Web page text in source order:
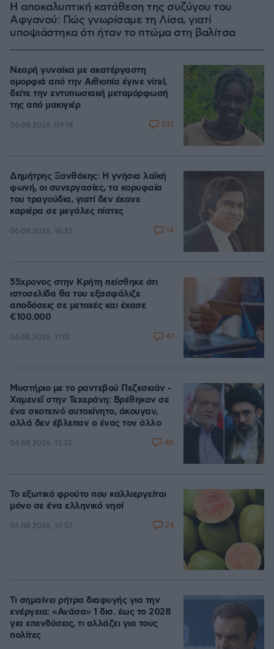
Η αποκαλυπτική κατάθεση της συζύγου του
Αφγανού: Πώς γνωρίσαμε τη Λίσα, γιατί
υποψιάστηκα ότι ήταν το πτώμα στη βαλίτσα
Νεαρή γυναίκα με ακατέργαστη
ομορφιά από την Αιθιοπία έγινε viral,
δείτε την εντυπωσιακή μεταμόρφωσή
της από μακιγιέρ
06.08.2026, 09:18 237
Δημήτρης Ξανθάκης: Η γνήσια λαϊκή
φωνή, οι συνεργασίες, τα κορυφαία
του τραγούδια, γιατί δεν έκανε
καριέρα σε μεγάλες πίστες
06.08.2026, 16:32 14
55χρονος στην Κρήτη πείσθηκε ότι
ιστοσελίδα θα του εξασφάλιζε
αποδόσεις σε μετοχές και έχασε
€100.000
06.08.2026, 11:01 47
Μυστήριο με το ραντεβού Πεζεσκιάν -
Χαμενεΐ στην Τεχεράνη: Βρέθηκαν σε
ένα σκοτεινό αυτοκίνητο, άκουγαν,
αλλά δεν έβλεπαν ο ένας τον άλλο
06.08.2026, 13:37 48
Το εξωτικό φρούτο που καλλιεργείται
μόνο σε ένα ελληνικό νησί
06.08.2026, 10:57 24
Τι σημαίνει ρήτρα διαφυγής για την
ενέργεια: «Ανάσα» 1 δισ. έως το 2028
για επενδύσεις, τι αλλάζει για τους
πολίτες